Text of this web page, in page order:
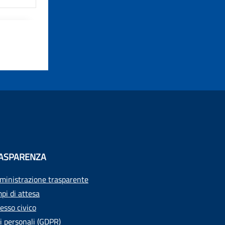
trasparente
di attesa
civico
personali (GDPR)